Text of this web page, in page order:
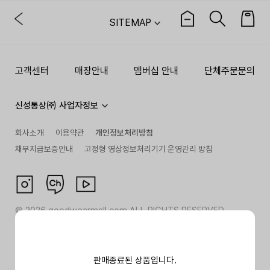
판매종료된 상품입니다.
SITEMAP
고객센터 매장안내 멤버십 안내 단체주문문의
신성통상㈜ 사업자정보
회사소개 이용약관
개인정보처리방침
채무지급보증안내
고정형 영상정보처리기기 운영관리 방침
©2026goodwearmall.com ALL RIGHTS RESERVED